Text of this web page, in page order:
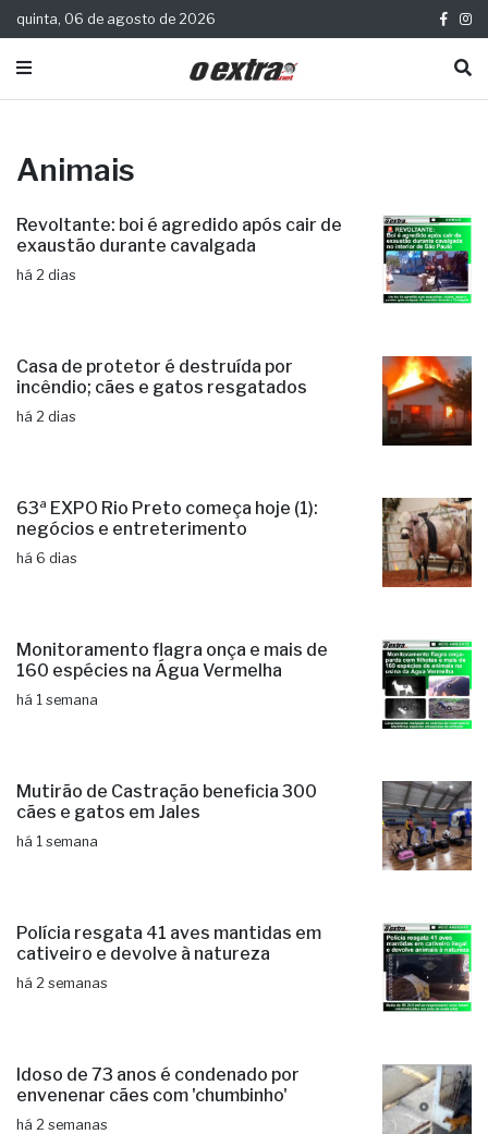
quinta, 06 de agosto de 2026
Animais
Revoltante: boi é agredido após cair de
exaustão durante cavalgada
há 2 dias
Casa de protetor é destruída por
incêndio; cães e gatos resgatados
há 2 dias
63ª EXPO Rio Preto começa hoje (1):
negócios e entreterimento
há 6 dias
Monitoramento flagra onça e mais de
160 espécies na Água Vermelha
há 1 semana
Mutirão de Castração beneficia 300
cães e gatos em Jales
há 1 semana
Polícia resgata 41 aves mantidas em
cativeiro e devolve à natureza
há 2 semanas
Idoso de 73 anos é condenado por
envenenar cães com 'chumbinho'
há 2 semanas